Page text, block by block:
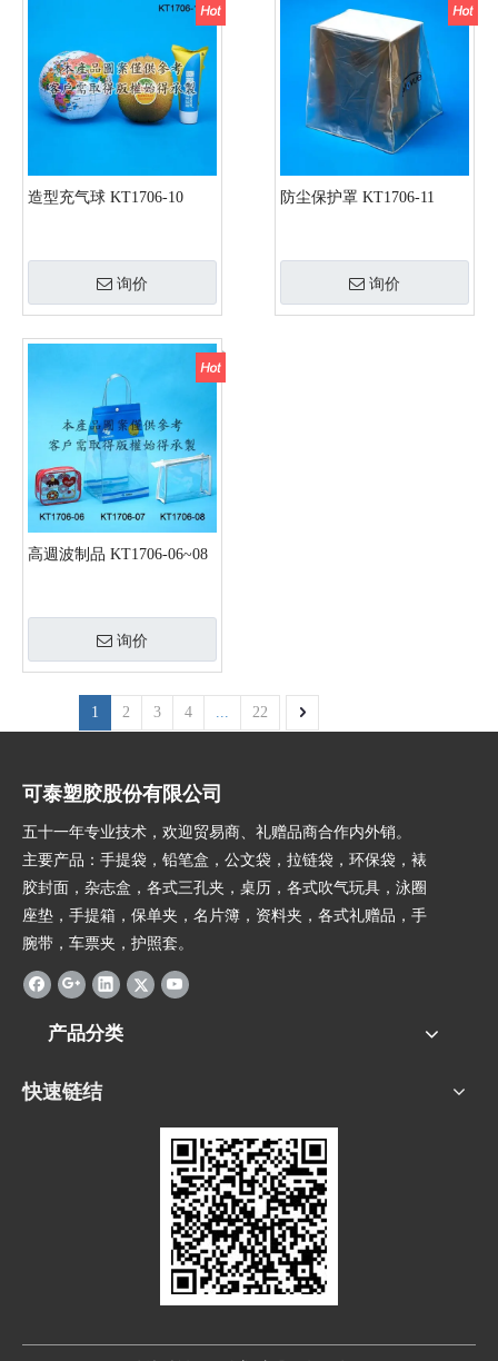
造型充气球 KT1706-10
询价
防尘保护罩 KT1706-11
询价
高週波制品 KT1706-06~08
询价
1 2 3 4 22
可泰塑胶股份有限公司
五十一年专业技术，欢迎贸易商、礼赠品商合作内外销。
主要产品：手提袋，铅笔盒，公文袋，拉链袋，环保袋，裱
胶封面，杂志盒，各式三孔夹，桌历，各式吹气玩具，泳圈
座垫，手提箱，保单夹，名片簿，资料夹，各式礼赠品，手
腕带，车票夹，护照套。
产品分类
快速链结